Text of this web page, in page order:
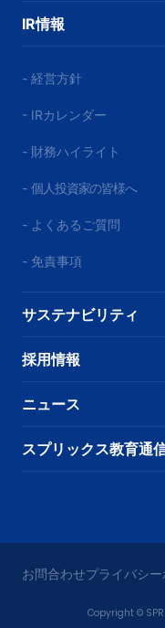
IR情報
- 経営方針
- IRカレンダー
- 財務ハイライト
- 個人投資家の皆様へ
- よくあるご質問
- 免責事項
サステナビリティ
採用情報
ニュース
スプリックス教育通
お問合わせプライバシ
Copyright ©